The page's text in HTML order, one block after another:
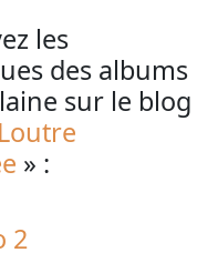
les
des albums
sur le blog
» :
2